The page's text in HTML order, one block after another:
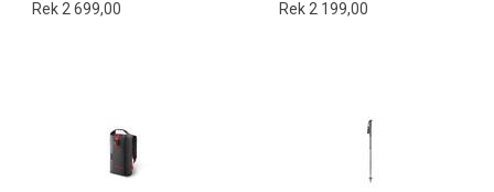
Rek 2 699,00 Rek 2 199,00